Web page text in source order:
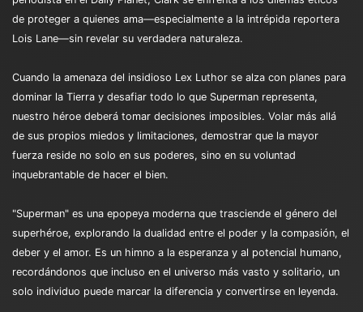
de proteger a quienes ama—especialmente a la intrépida reportera
Lois Lane—sin revelar su verdadera naturaleza.
Cuando la amenaza del insidioso Lex Luthor se alza con planes para
dominar la Tierra y desafiar todo lo que Superman representa,
nuestro héroe deberá tomar decisiones imposibles. Volar más allá
de sus propios miedos y limitaciones, demostrar que la mayor
fuerza reside no solo en sus poderes, sino en su voluntad
inquebrantable de hacer el bien.
"Superman" es una epopeya moderna que trasciende el género del
superhéroe, explorando la dualidad entre el poder y la compasión, el
deber y el amor. Es un himno a la esperanza y al potencial humano,
recordándonos que incluso en el universo más vasto y solitario, un
solo individuo puede marcar la diferencia y convertirse en leyenda.